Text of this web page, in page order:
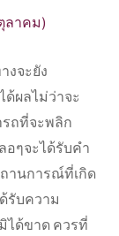
ลาคม)
งจะยัง
ผลไม่ว่าจะ
ถที่จะพลิก
อๆจะได้รับคำ
านการณ์ที่เกิด
รับความ
ได้ขาด ควรที่